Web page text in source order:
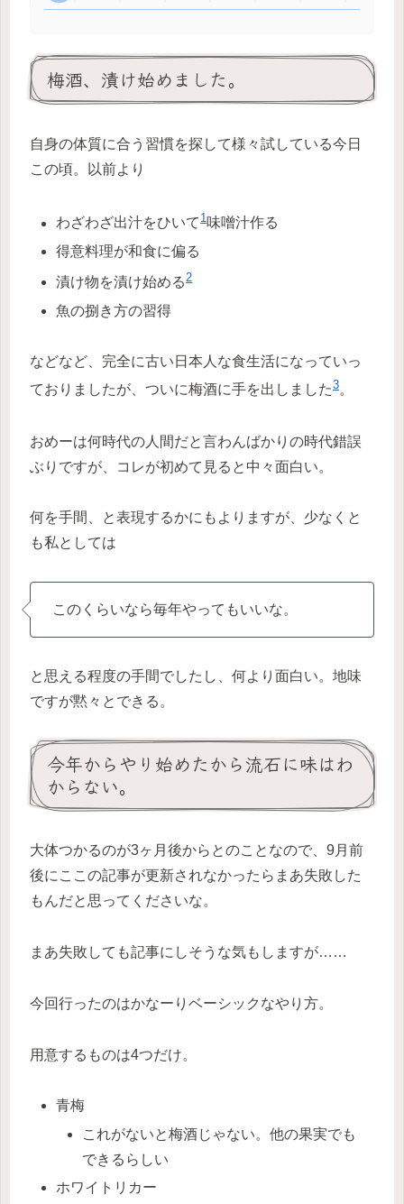
梅酒、漬け始めました。
自身の体質に合う習慣を探して様々試している今日
この頃。以前より
わざわざ出汁をひいて1味噌汁作る
得意料理が和食に偏る
漬け物を漬け始める2
魚の捌き方の習得
などなど、完全に古い日本人な食生活になっていっ
ておりましたが、ついに梅酒に手を出しました3。
おめーは何時代の人間だと言わんばかりの時代錯誤
ぶりですが、コレが初めて見ると中々面白い。
何を手間、と表現するかにもよりますが、少なくと
も私としては
このくらいなら毎年やってもいいな。
と思える程度の手間でしたし、何より面白い。地味
ですが黙々とできる。
今年からやり始めたから流石に味はわ
からない。
大体つかるのが3ヶ月後からとのことなので、9月前
後にここの記事が更新されなかったらまあ失敗した
もんだと思ってくださいな。
まあ失敗しても記事にしそうな気もしますが……
今回行ったのはかなーりベーシックなやり方。
用意するものは4つだけ。
青梅
これがないと梅酒じゃない。他の果実でも
できるらしい
ホワイトリカー